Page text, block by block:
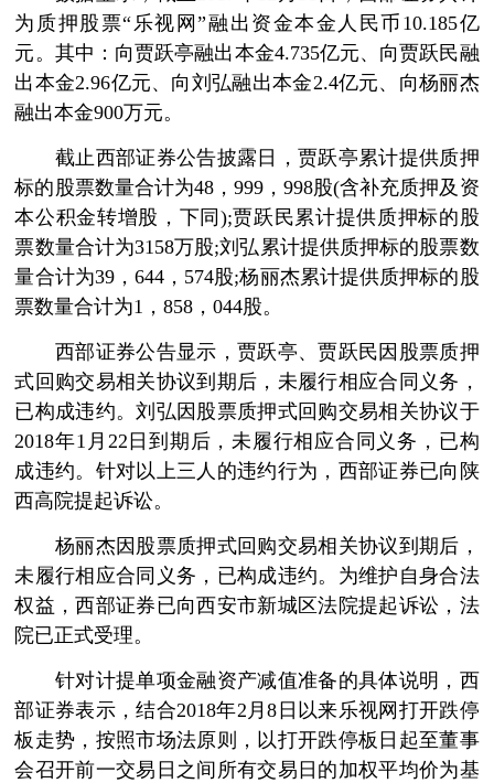
为质押股票“乐视网”融出资金本金人民币10.185亿
元。其中：向贾跃亭融出本金4.735亿元、向贾跃民融
出本金2.96亿元、向刘弘融出本金2.4亿元、向杨丽杰
融出本金900万元。
截止西部证券公告披露日，贾跃亭累计提供质押
标的股票数量合计为48，999，998股(含补充质押及资
本公积金转增股，下同);贾跃民累计提供质押标的股
票数量合计为3158万股;刘弘累计提供质押标的股票数
量合计为39，644，574股;杨丽杰累计提供质押标的股
票数量合计为1，858，044股。
西部证券公告显示，贾跃亭、贾跃民因股票质押
式回购交易相关协议到期后，未履行相应合同义务，
已构成违约。刘弘因股票质押式回购交易相关协议于
2018年1月22日到期后，未履行相应合同义务，已构
成违约。针对以上三人的违约行为，西部证券已向陕
西高院提起诉讼。
杨丽杰因股票质押式回购交易相关协议到期后，
未履行相应合同义务，已构成违约。为维护自身合法
权益，西部证券已向西安市新城区法院提起诉讼，法
院已正式受理。
针对计提单项金融资产减值准备的具体说明，西
部证券表示，结合2018年2月8日以来乐视网打开跌停
板走势，按照市场法原则，以打开跌停板日起至董事
会召开前一交易日之间所有交易日的加权平均价为基